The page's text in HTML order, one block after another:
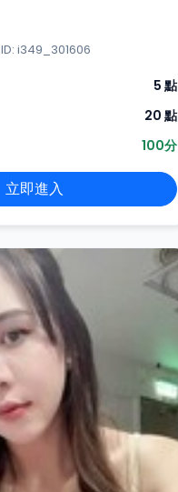
ID: i349_301606
5 點
20 點
100分
立即進入